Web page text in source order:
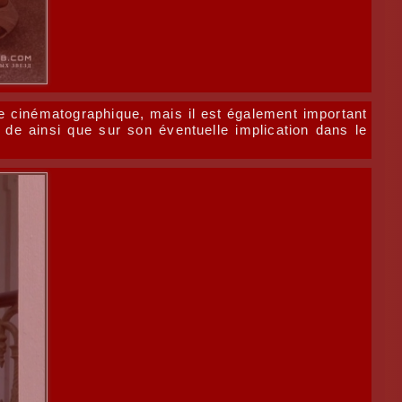
mais il est également important
ainsi que sur son éventuelle implication dans le